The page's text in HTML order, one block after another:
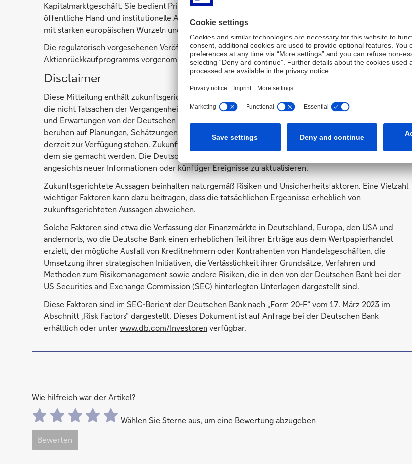
Kapitalmarktgeschäft. Sie bedient Privatkunden, mittelständische Unternehmen, Konzerne, die
öffentliche Hand und institutionelle Anleger. Die Deutsche Bank ist die führende Bank in Deutschland
mit starken europäischen Wurzeln und einem globalen Netzwerk.
Die regulatorisch vorgesehenen Veröffentlichungen werden zum tatsächlichen Beginn des
Aktienrückkaufprogramms vorgenommen.
Disclaimer
Diese Mitteilung enthält zukunftsgerichtete Aussagen. Zukunftsgerichtete Aussagen sind Aussagen,
die nicht Tatsachen der Vergangenheit beschreiben, sie umfassen auch Aussagen über die Annahmen
und Erwartungen von der Deutschen Bank sowie die zugrunde liegenden Annahmen. Diese Aussagen
beruhen auf Planungen, Schätzungen und Prognosen, die der Geschäftsleitung der Deutschen Bank
derzeit zur Verfügung stehen. Zukunftsgerichtete Aussagen beziehen sich deshalb nur auf den Tag, an
dem sie gemacht werden. Die Deutsche Bank übernimmt keine Verpflichtung, solche Aussagen
angesichts neuer Informationen oder künftiger Ereignisse zu aktualisieren.
Zukunftsgerichtete Aussagen beinhalten naturgemäß Risiken und Unsicherheitsfaktoren. Eine Vielzahl
wichtiger Faktoren kann dazu beitragen, dass die tatsächlichen Ergebnisse erheblich von
zukunftsgerichteten Aussagen abweichen.
Solche Faktoren sind etwa die Verfassung der Finanzmärkte in Deutschland, Europa, den USA und
andernorts, wo die Deutsche Bank einen erheblichen Teil ihrer Erträge aus dem Wertpapierhandel
erzielt, der mögliche Ausfall von Kreditnehmern oder Kontrahenten von Handelsgeschäften, die
Umsetzung ihrer strategischen Initiativen, die Verlässlichkeit ihrer Grundsätze, Verfahren und
Methoden zum Risikomanagement sowie andere Risiken, die in den von der Deutschen Bank bei der
US Securities and Exchange Commission (SEC) hinterlegten Unterlagen dargestellt sind.
Diese Faktoren sind im SEC-Bericht der Deutschen Bank nach „Form 20-F“ vom 17. März 2023 im
Abschnitt „Risk Factors“ dargestellt. Dieses Dokument ist auf Anfrage bei der Deutschen Bank
erhältlich oder unterwww.db.com/Investoren verfügbar.
Wie hilfreich war der Artikel?
Wählen Sie Sterne aus, um eine Bewertung abzugeben
Bewerten